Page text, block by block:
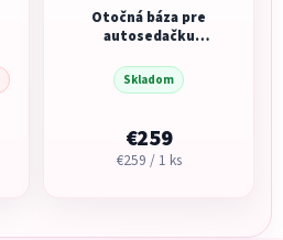
Otočná báza pre
autosedačku
Black
Skladom
€259
Jednotková
€259 / 1 ks